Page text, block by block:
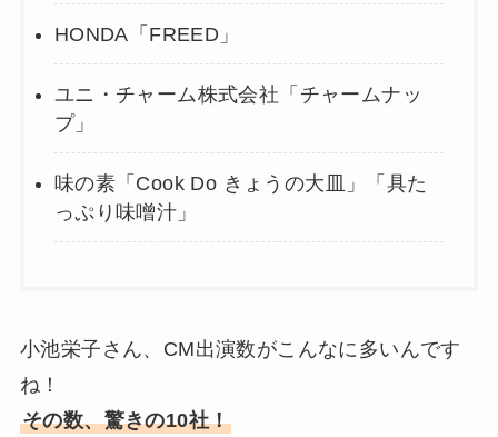
HONDA「FREED」
ユニ・チャーム株式会社「チャームナッ
プ」
味の素「Cook Do きょうの大皿」「具た
っぷり味噌汁」
小池栄子さん、CM出演数がこんなに多いんです
ね！
その数、驚きの10社！